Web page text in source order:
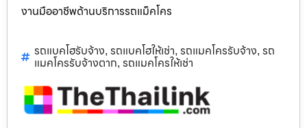
งานมืออาชีพด้านบริการรถแม็คโคร
รถแบคโฮรับจ้าง, รถแบคโฮให้เช่า, รถแมคโครรับจ้าง, รถ
แมคโครรับจ้างตาก, รถแมคโครให้เช่า